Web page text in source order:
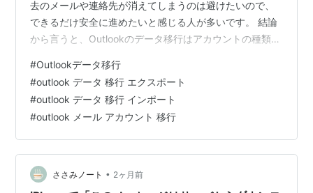
去のメールや連絡先が消えてしまうのは避けたいので、
できるだけ安全に進めたいと感じる人が多いです。 結論
から言うと、Outlookのデータ移行はアカウントの種類と
の記事では、Outlookのデータ移行をわかりやすくまと
め、手順や注意点をくわしく説明します。 パソコン買い
替え時のOutlookデータ移行のやり方とは？ 旧PCでの
Outlookデータ移行エクスポート手順 新PCでのOutlook
データ移行インポート手順 USBやOneDriv…
#Outlookデータ移行
#outlook データ 移行 エクスポート
#outlook データ 移行 インポート
#outlook メール アカウント 移行
ささみノート • 2ヶ月前